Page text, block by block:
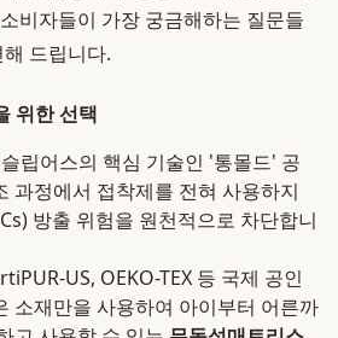
비자들이 가장 궁금해하는 질문들
드립니다.
위한 선택
슬립어스의 핵심 기술인 '통몰드' 공
과정에서 접착제를 전혀 사용하지
방출 위험을 원천적으로 차단합니
US, OEKO-TEX 등 국제 공인
소재만을 사용하여 아이부터 어른까